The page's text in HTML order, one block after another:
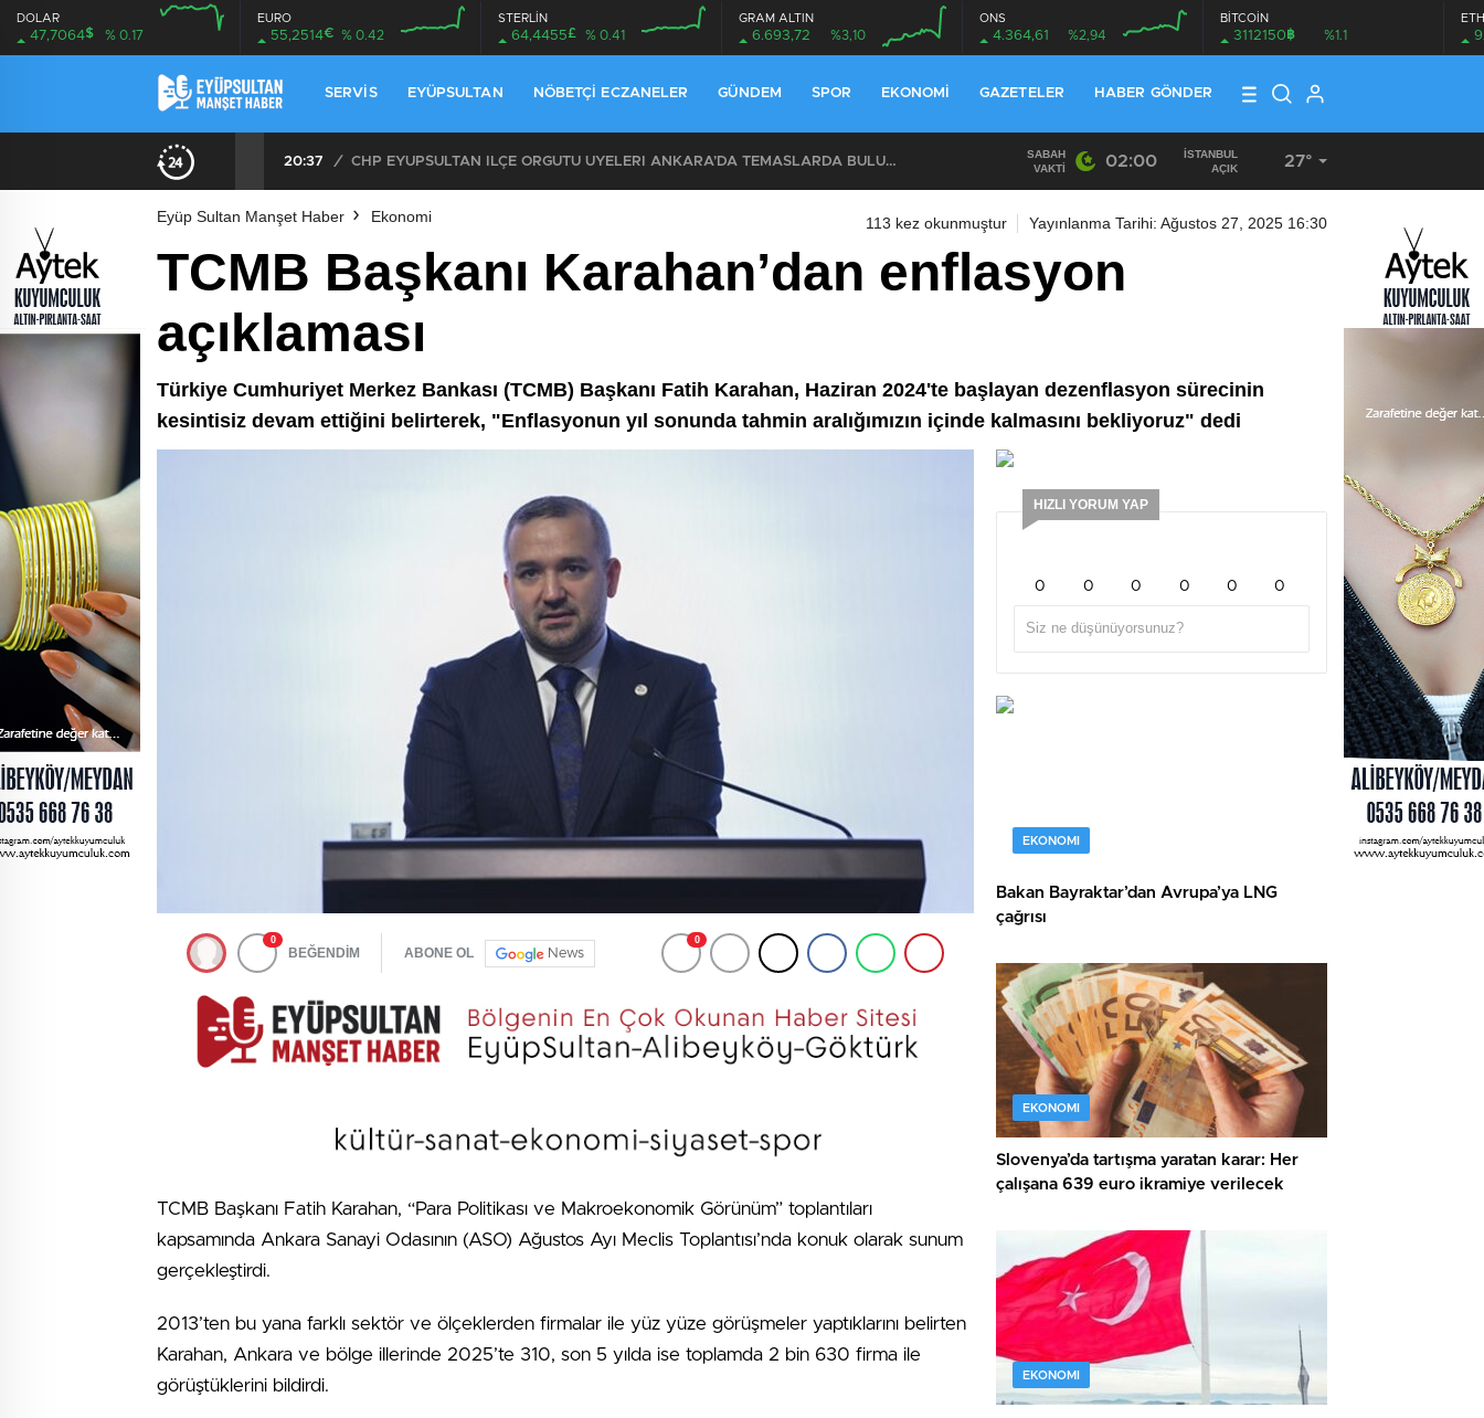
DOLAR
47,7064$ % 0.17
EURO
55,2514€ % 0.42
STERLİN
64,4455£ % 0.41
GRAM ALTIN
6.693,72 %3,10
ONS
4.364,61 %2,94
BİTCOİN
3112150฿ %1.1
SERVIS EYÜPSULTAN NÖBETÇI ECZANELER GÜNDEM SPOR EKONOMI GAZETELER HABER GÖNDER
20:37 / CHP EYÜPSULTAN İLÇE ÖRGÜTÜ ÜYELERİ ANKARA’DA TEMASLARDA BULUNDU 19:40 / MHP EYÜPSULTAN TEŞKİLATI’NIN ACI GÜNÜ
SABAH
VAKTI
02:00
İSTANBUL
AÇIK
27°
Eyüp Sultan Manşet Haber Ekonomi 113 kez okunmuştur Yayınlanma Tarihi: Ağustos 27, 2025 16:30
TCMB Başkanı Karahan’dan enflasyon
açıklaması
Türkiye Cumhuriyet Merkez Bankası (TCMB) Başkanı Fatih Karahan, Haziran 2024'te başlayan dezenflasyon sürecinin
kesintisiz devam ettiğini belirterek, "Enflasyonun yıl sonunda tahmin aralığımızın içinde kalmasını bekliyoruz" dedi
0
BEĞENDİM ABONE OL News
0
TCMB Başkanı Fatih Karahan, “Para Politikası ve Makroekonomik Görünüm” toplantıları
kapsamında Ankara Sanayi Odasının (ASO) Ağustos Ayı Meclis Toplantısı’nda konuk olarak sunum
gerçekleştirdi.
2013’ten bu yana farklı sektör ve ölçeklerden firmalar ile yüz yüze görüşmeler yaptıklarını belirten
Karahan, Ankara ve bölge illerinde 2025’te 310, son 5 yılda ise toplamda 2 bin 630 firma ile
görüştüklerini bildirdi.
HIZLI YORUM YAP
0 0 0 0 0 0
EKONOMI
Bakan Bayraktar’dan Avrupa’ya LNG
çağrısı
EKONOMI
Slovenya’da tartışma yaratan karar: Her
çalışana 639 euro ikramiye verilecek
EKONOMI